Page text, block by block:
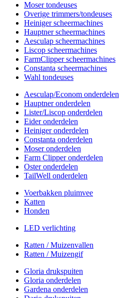
Moser tondeuses
Overige trimmers/tondeuses
Heiniger scheermachines
Hauptner scheermachines
Aesculap scheermachines
Liscop scheermachines
FarmClipper scheermachines
Constanta scheermachines
Wahl tondeuses
Aesculap/Econom onderdelen
Hauptner onderdelen
Lister/Liscop onderdelen
Eider onderdelen
Heiniger onderdelen
Constanta onderdelen
Moser onderdelen
Farm Clipper onderdelen
Oster onderdelen
TailWell onderdelen
Voerbakken pluimvee
Katten
Honden
LED verlichting
Ratten / Muizenvallen
Ratten / Muizengif
Gloria drukspuiten
Gloria onderdelen
Gardena onderdelen